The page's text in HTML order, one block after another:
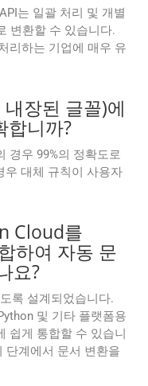
는 일괄 처리 및 개별
변환할 수 있습니다.
리하는 기업에 매우 유
장된 글꼴)에
합니까?
경우 99%의 정확도로
우 대체 규칙이 사용자
Cloud를
하여 자동 문
요?
록 설계되었습니다.
및 기타 플랫폼용
쉽게 통합할 수 있습니
단계에서 문서 변환을